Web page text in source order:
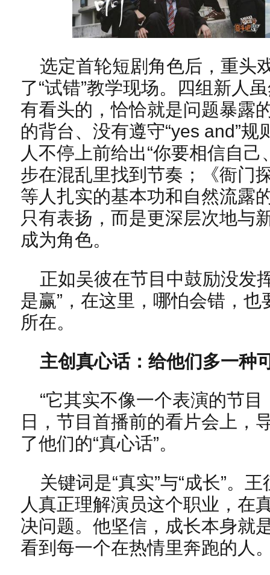
选定首轮短剧角色后，重头
了“试错”教学现场。四组新人
有看头的，恰恰就是问题暴露
的背台、没有遵守“yes and”
人不停上前给出“你要相信自
步在混乱里找到节奏；《衙门
等人扎实的基本功和自然流露
只有表扬，而是更深层次地与
成为角色。
正如吴彼在节目中鼓励没发
是赢”，在这里，哪怕会错，
所在。
主创真心话：给他们多一种
“它其实不像一个表演的节
日，节目首播前的看片会上，
了他们的“真心话”。
关键词是“真实”与“成长”。
人真正理解演员这个职业，在
决问题。他坚信，成长本身就
看到每一个在热情里奔跑的人